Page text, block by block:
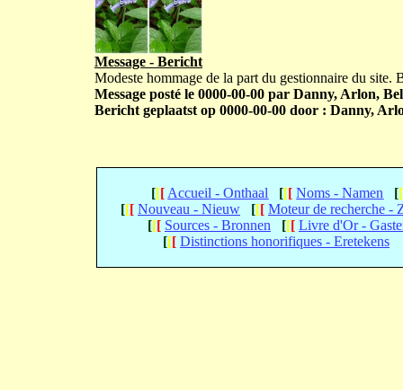
Message - Bericht
Modeste hommage de la part du gestionnaire du site.
Message posté le 0000-00-00 par Danny, Arlon,
Bericht geplaatst op 0000-00-00 door : Danny,
[[[ Accueil - Onthaal [[[ Noms - Namen [[
[[[ Nouveau - Nieuw [[[ Moteur de recherche -
[[[ Sources - Bronnen [[[ Livre d'Or -
[[[ Distinctions honorifiques - Eretekens